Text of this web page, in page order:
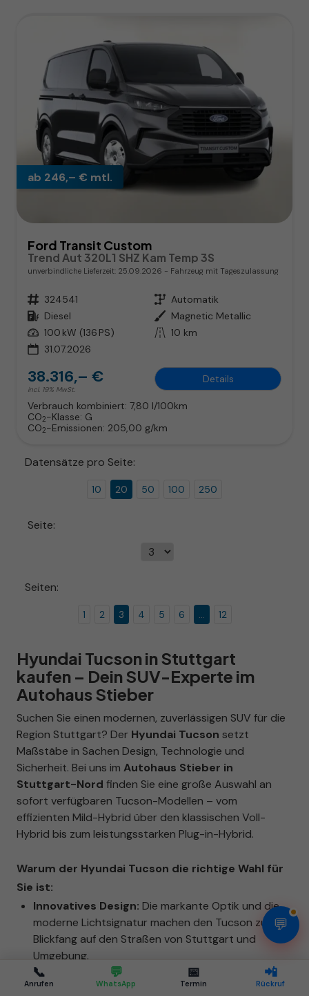
ab 246,– € mtl.
Ford Transit Custom
Trend Aut 320L1 SHZ Kam Temp 3S
unverbindliche Lieferzeit: 25.09.2026 Fahrzeug mit Tageszulassung
Fahrzeugnr. 324541 Getriebe Automatik
Kraftstoff Diesel Außenfarbe Magnetic Metallic
Leistung 100 kW (136 PS) Kilometerstand 10 km
31.07.2026
38.316,– €
incl. 19% MwSt.
Details
Verbrauch kombiniert: 7,80 l/100km
CO2-Klasse: G
CO2-Emissionen: 205,00 g/km
Datensätze pro Seite:
10 20 50 100 250
Seite:
Seiten:
1 2 3 4 5 6 ... 12
Hyundai Tucson in Stuttgart
kaufen – Dein SUV-Experte im
Autohaus Stieber
Suchen Sie einen modernen, zuverlässigen SUV für die
Region Stuttgart? Der Hyundai Tucson setzt
Maßstäbe in Sachen Design, Technologie und
Sicherheit. Bei uns im Autohaus Stieber in
Stuttgart-Nord finden Sie eine große Auswahl an
sofort verfügbaren Tucson-Modellen – vom
effizienten Mild-Hybrid über den klassischen Voll-
Hybrid bis zum leistungsstarken Plug-in-Hybrid.
Warum der Hyundai Tucson die richtige Wahl für
Sie ist:
Innovatives Design: Die markante Optik und die
moderne Lichtsignatur machen den Tucson zum
Blickfang auf den Straßen von Stuttgart und
Umgebung.
Modernste Antriebstechnik:Wählen Sie
📞
Anrufen
💬
WhatsApp
📅
Termin
📲
Rückruf
💬